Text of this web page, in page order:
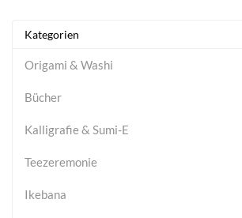
Kategorien
Origami & Washi
Bücher
Kalligrafie & Sumi-E
Teezeremonie
Ikebana